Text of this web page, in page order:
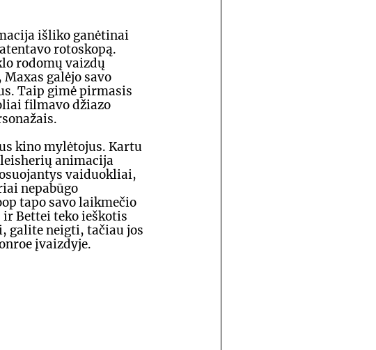
išliko ganėtinai
rotoskopą.
rodomų vaizdų
galėjo savo
Taip gimė pirmasis
filmavo džiazo
kino mylėtojus. Kartu
animacija
vaiduokliai,
nepabūgo
tapo savo laikmečio
ir Bettei teko ieškotis
galite neigti, tačiau jos
įvaizdyje.